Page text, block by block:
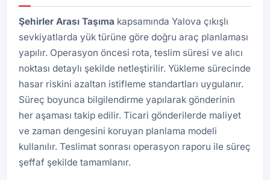
Şehirler Arası Taşıma kapsamında Yalova çıkışlı
sevkiyatlarda yük türüne göre doğru araç planlaması
yapılır. Operasyon öncesi rota, teslim süresi ve alıcı
noktası detaylı şekilde netleştirilir. Yükleme sürecinde
hasar riskini azaltan istifleme standartları uygulanır.
Süreç boyunca bilgilendirme yapılarak gönderinin
her aşaması takip edilir. Ticari gönderilerde maliyet
ve zaman dengesini koruyan planlama modeli
kullanılır. Teslimat sonrası operasyon raporu ile süreç
şeffaf şekilde tamamlanır.